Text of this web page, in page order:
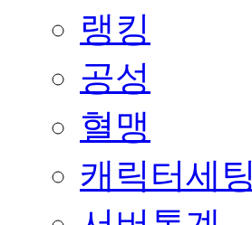
랭킹
공성
혈맹
캐릭터세팅